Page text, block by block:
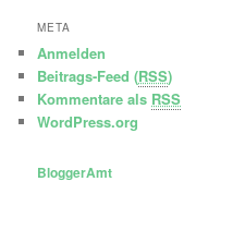
META
Anmelden
Beitrags-Feed (RSS)
Kommentare als RSS
WordPress.org
BloggerAmt